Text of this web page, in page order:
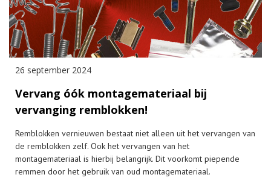
26 september 2024
Vervang óók montagemateriaal bij
vervanging remblokken!
Remblokken vernieuwen bestaat niet alleen uit het vervangen van
de remblokken zelf. Ook het vervangen van het
montagemateriaal is hierbij belangrijk. Dit voorkomt piepende
remmen door het gebruik van oud montagemateriaal.